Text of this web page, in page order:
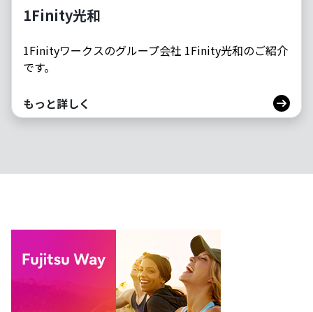
1Finity光和
1Finityワークスのグループ会社 1Finity光和のご紹介
です。
もっと詳しく